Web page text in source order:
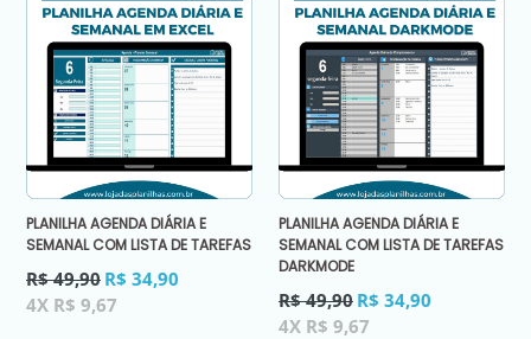
PLANILHA AGENDA DIÁRIA E
SEMANAL COM LISTA DE TAREFAS
Preço
normal
R$ 49,90 R$ 34,90
4X R$ 9,67
PLANILHA AGENDA DIÁRIA E
SEMANAL COM LISTA DE TAREFAS
DARKMODE
Preço
normal
R$ 49,90 R$ 34,90
4X R$ 9,67